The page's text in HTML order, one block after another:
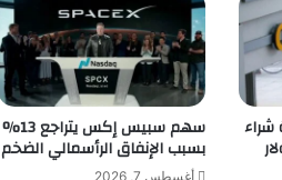
شراء سهم سبيس إكس يتراجع 13%
بسبب الإنفاق الرأسمالي الضخم
أغسطس 7, 2026